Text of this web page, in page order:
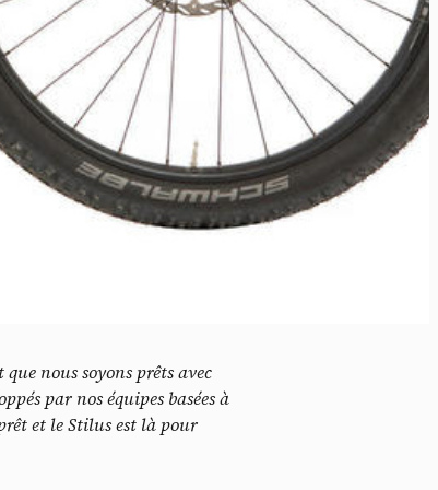
nous soyons prêts avec
par nos équipes basées à
et le Stilus est là pour